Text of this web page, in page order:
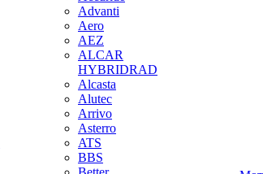
Advanti
Aero
AEZ
ALCAR
HYBRIDRAD
Alcasta
Alutec
Arrivo
Asterro
ATS
BBS